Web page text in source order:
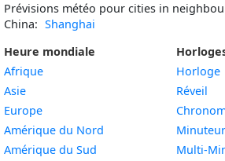
Prévisions météo pour cities in
China: Shanghai
Heure mondiale
Afrique
Asie
Europe
Amérique du Nord
Amérique du Sud
Horloge
Réveil
Minuteur
Multi-